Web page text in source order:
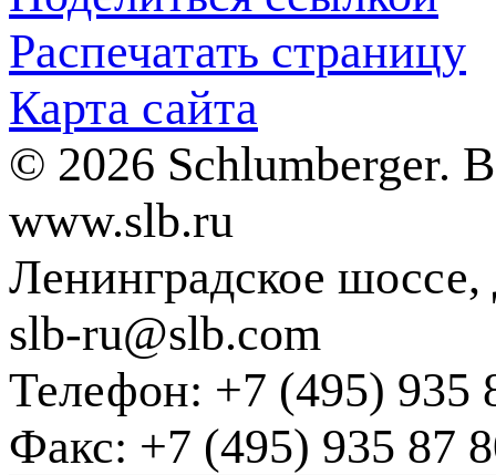
Распечатать страницу
Карта сайта
© 2026 Schlumberger.
www.slb.ru
Ленинградское
slb-ru@slb.com
Телефон: +7 (495) 935
Факс: +7 (495) 935 87